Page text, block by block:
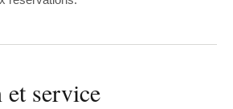
et service